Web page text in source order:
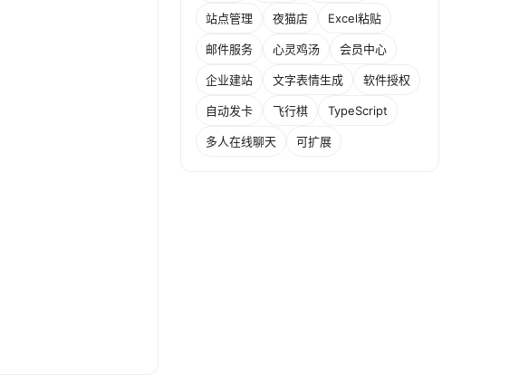
站点管理 夜猫店 Excel粘贴
邮件服务 心灵鸡汤 会员中心
企业建站 文字表情生成 软件授权
自动发卡 飞行棋 TypeScript
多人在线聊天 可扩展